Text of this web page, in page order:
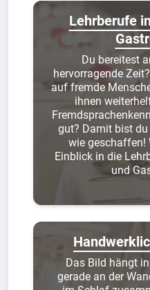
Lehrberufe
Du bereitest
hervorragende
auf fremde
ihnen
gut? Damit bist
wie geschaffen!
Einblick in die
und
Das Bild hängt
gerade an der